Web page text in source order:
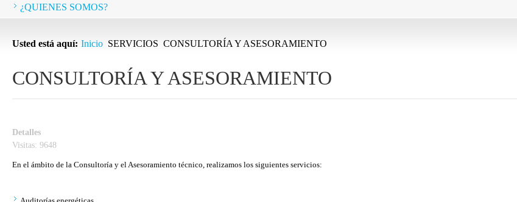
¿QUIENES SOMOS?
Usted está aquí: Inicio SERVICIOS CONSULTORÍA Y ASESORAMIENTO
CONSULTORÍA Y ASESORAMIENTO
Detalles
Visitas: 9648
En el ámbito de la Consultoría y el Asesoramiento técnico, realizamos los siguientes servicios: